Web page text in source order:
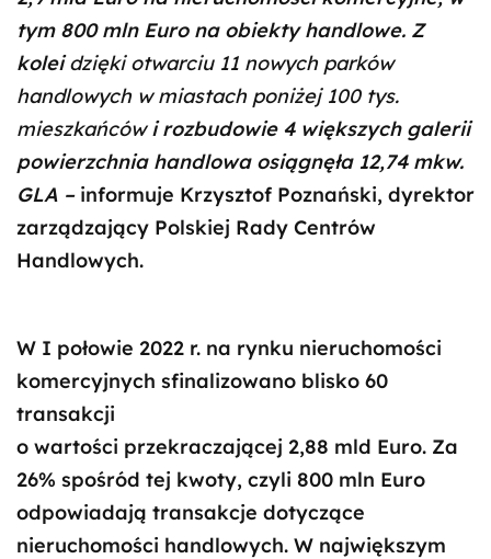
tym 800 mln Euro na obiekty handlowe. Z
koleidzięki otwarciu 11 nowych parków
handlowych w miastach poniżej 100 tys.
mieszkańcówi rozbudowie 4 większych galerii
powierzchnia handlowa osiągnęła 12,74 mkw.
GLA – informuje Krzysztof Poznański, dyrektor
zarządzający Polskiej Rady Centrów
Handlowych.
W I połowie 2022 r. na rynku nieruchomości
komercyjnych sfinalizowano blisko 60
transakcji
o wartości przekraczającej 2,88 mld Euro. Za
26% spośród tej kwoty, czyli 800 mln Euro
odpowiadają transakcje dotyczące
nieruchomości handlowych. W największym